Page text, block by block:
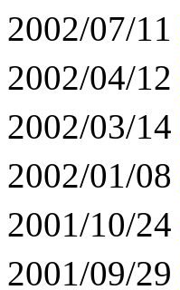
2002/07/11
2002/04/12
2002/03/14
2002/01/08
2001/10/24
2001/09/29